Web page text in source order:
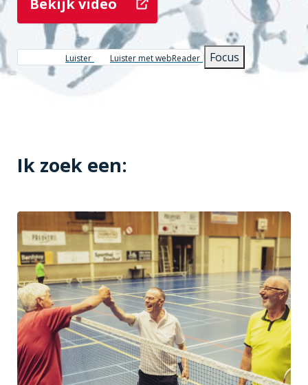
Bekijk video
Luister Luister met webReader Focus
Ik zoek een: